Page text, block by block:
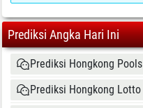
Prediksi Angka Hari Ini
Prediksi Hongkong Pools
Prediksi Hongkong Lotto